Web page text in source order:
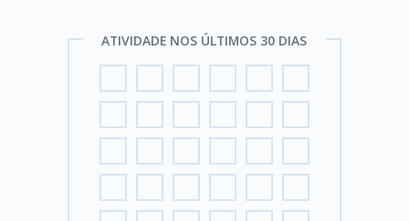
ATIVIDADE NOS ÚLTIMOS 30 DIAS